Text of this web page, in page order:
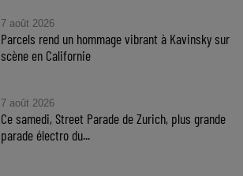
7 août 2026
Parcels rend un hommage vibrant à Kavinsky sur
scène en Californie
7 août 2026
Ce samedi, Street Parade de Zurich, plus grande
parade électro du...